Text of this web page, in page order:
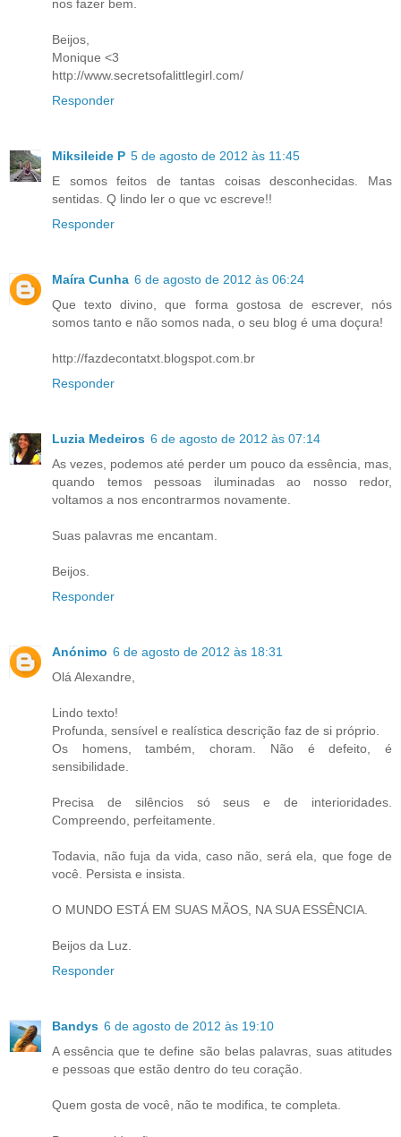
nos fazer bem.
Beijos,
Monique <3
http://www.secretsofalittlegirl.com/
Responder
Miksileide P 5 de agosto de 2012 às 11:45
E somos feitos de tantas coisas desconhecidas. Mas
sentidas. Q lindo ler o que vc escreve!!
Responder
Maíra Cunha 6 de agosto de 2012 às 06:24
Que texto divino, que forma gostosa de escrever, nós
somos tanto e não somos nada, o seu blog é uma doçura!
http://fazdecontatxt.blogspot.com.br
Responder
Luzia Medeiros 6 de agosto de 2012 às 07:14
As vezes, podemos até perder um pouco da essência, mas,
quando temos pessoas iluminadas ao nosso redor,
voltamos a nos encontrarmos novamente.
Suas palavras me encantam.
Beijos.
Responder
Anónimo 6 de agosto de 2012 às 18:31
Olá Alexandre,
Lindo texto!
Profunda, sensível e realística descrição faz de si próprio.
Os homens, também, choram. Não é defeito, é
sensibilidade.
Precisa de silêncios só seus e de interioridades.
Compreendo, perfeitamente.
Todavia, não fuja da vida, caso não, será ela, que foge de
você. Persista e insista.
O MUNDO ESTÁ EM SUAS MÃOS, NA SUA ESSÊNCIA.
Beijos da Luz.
Responder
Bandys 6 de agosto de 2012 às 19:10
A essência que te define são belas palavras, suas atitudes
e pessoas que estão dentro do teu coração.
Quem gosta de você, não te modifica, te completa.